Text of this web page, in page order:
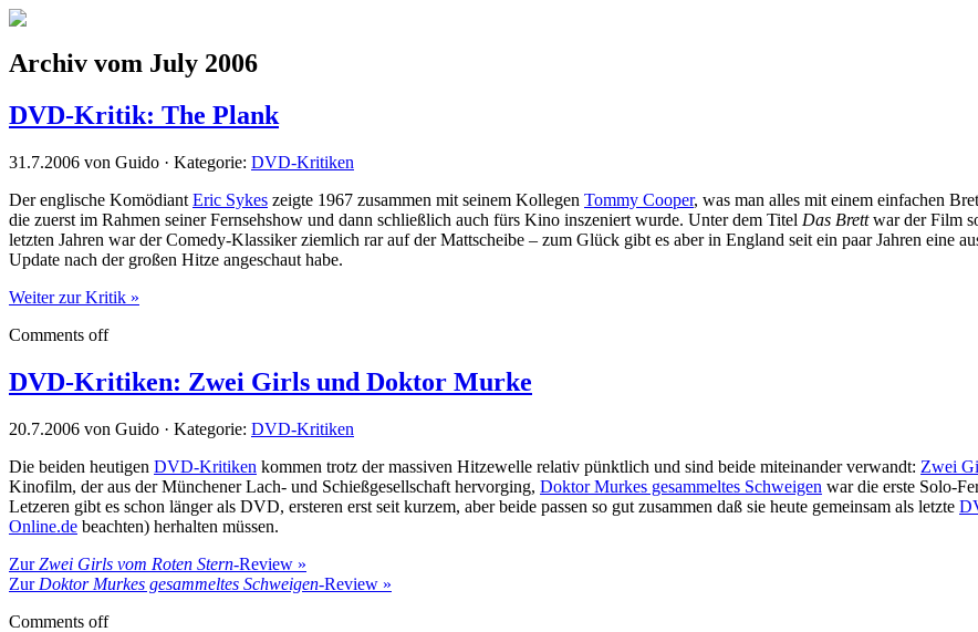
Archiv vom July 2006
DVD-Kritik: The Plank
31.7.2006 von Guido · Kategorie: DVD-Kritiken
Der englische Komödiant Eric Sykes zeigte 1967 zusammen mit seinem Kollegen Tommy Cooper, was man alles mit einem einfachen
die zuerst im Rahmen seiner Fernsehshow und dann schließlich auch fürs Kino inszeniert wurde. Unter dem Titel Das Brettwar der Film
letzten Jahren war der Comedy-Klassiker ziemlich rar auf der Mattscheibe – zum Glück gibt es aber in England seit ein paar Jahren eine
Update nach der großen Hitze angeschaut habe.
Weiter zur Kritik »
Comments off
DVD-Kritiken: Zwei Girls und Doktor Murke
20.7.2006 von Guido · Kategorie: DVD-Kritiken
Die beiden heutigen DVD-Kritiken kommen trotz der massiven Hitzewelle relativ pünktlich und sind beide miteinander verwandt: Zwei
Kinofilm, der aus der Münchener Lach- und Schießgesellschaft hervorging, Doktor Murkes gesammeltes Schweigen war die erste Solo-
Letzeren gibt es schon länger als DVD, ersteren erst seit kurzem, aber beide passen so gut zusammen daß sie heute gemeinsam als letzte
Online.de beachten) herhalten müssen.
ZurZwei Girls vom Roten Stern-Review »
Zur Doktor Murkes gesammeltes Schweigen-Review »
Comments off